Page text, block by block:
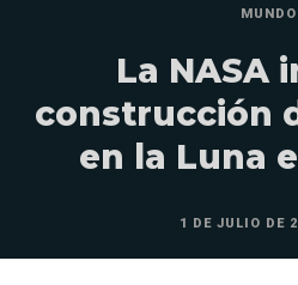
MUNDO
La NASA
construcción
en la Luna
1 DE JULIO DE